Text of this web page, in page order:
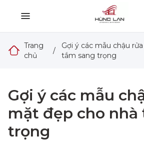
Trang
chủ
/
Gợi ý các mẫu chậu
tắm sang trọng
Gợi ý các mẫu
mặt đẹp cho nhà
trọng